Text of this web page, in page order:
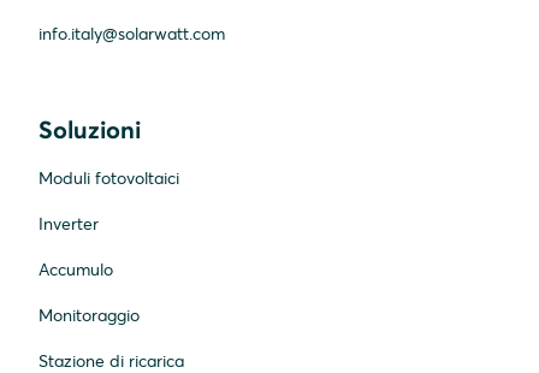
info.italy@solarwatt.com
Soluzioni
Moduli fotovoltaici
Inverter
Accumulo
Monitoraggio
Stazione di ricarica